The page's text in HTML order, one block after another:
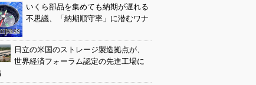
いくら部品を集めても納期が遅れる
不思議、「納期順守率」に潜むワナ
日立の米国のストレージ製造拠点が、
世界経済フォーラム認定の先進工場に